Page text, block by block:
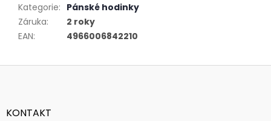
Kategorie: Pánské hodinky
Záruka:
2 roky
EAN: 4966006842210
Z
aKONTAKT